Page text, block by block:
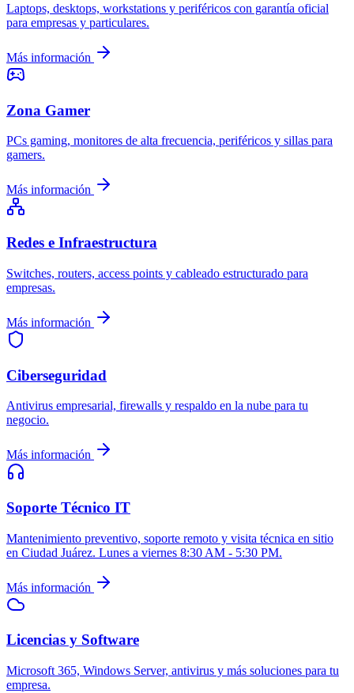
Laptops, desktops, workstations y periféricos con garantía oficial
para empresas y particulares.
Más información
Zona Gamer
PCs gaming, monitores de alta frecuencia, periféricos y sillas para
gamers.
Más información
Redes e Infraestructura
Switches, routers, access points y cableado estructurado para
empresas.
Más información
Ciberseguridad
Antivirus empresarial, firewalls y respaldo en la nube para tu
negocio.
Más información
Soporte Técnico IT
Mantenimiento preventivo, soporte remoto y visita técnica en sitio
en Ciudad Juárez. Lunes a viernes 8:30 AM - 5:30 PM.
Más información
Licencias y Software
Microsoft 365, Windows Server, antivirus y más soluciones para tu
empresa.